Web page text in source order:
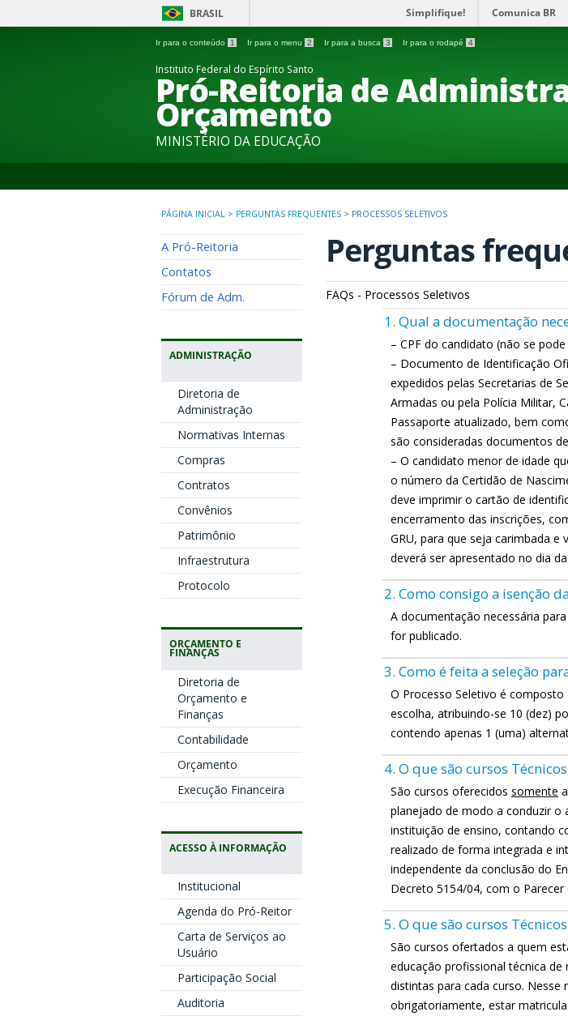
BRASIL Simplifique! Comunica BR
Ir para o conteúdo 1 Ir para o menu 2 Ir para a busca 3 Ir para o rodapé 4
Instituto Federal do Espírito Santo
Pró-Reitoria de
Orçamento
MINISTÉRIO DA EDUCAÇÃO
PÁGINA INICIAL > PERGUNTAS FREQUENTES > PROCESSOS SELETIVOS
A Pró-Reitoria
Contatos
Fórum de Adm.
ADMINISTRAÇÃO
Diretoria de
Administração
Normativas Internas
Compras
Contratos
Convênios
Patrimônio
Infraestrutura
Protocolo
ORÇAMENTO E
FINANÇAS
Diretoria de
Orçamento e
Finanças
Contabilidade
Orçamento
Execução Financeira
ACESSO À INFORMAÇÃO
Institucional
Agenda do Pró-Reitor
Carta de Serviços ao
Usuário
Participação Social
Auditoria
Perguntas
FAQs - Processos Seletivos
1. Qual a documentação
– CPF do candidato (não se
– Documento de Identificação
expedidos pelas Secretarias de
Armadas ou pela Polícia Militar,
Passaporte atualizado, bem
são consideradas documentos
– O candidato menor de idade
o número da Certidão de
deve imprimir o cartão de
encerramento das inscrições,
GRU, para que seja carimbada
deverá ser apresentado no dia
2. Como consigo a isenção
A documentação necessária
for publicado.
3. Como é feita a seleção
O Processo Seletivo é
escolha, atribuindo-se 10 (dez)
contendo apenas 1 (uma)
4. O que são cursos
São cursos oferecidos somente
planejado de modo a conduzir o
instituição de ensino, contando
realizado de forma integrada e
independente da conclusão do
Decreto 5154/04, com o Parecer
5. O que são cursos
São cursos ofertados a quem
educação profissional técnica
distintas para cada curso.
obrigatoriamente, estar